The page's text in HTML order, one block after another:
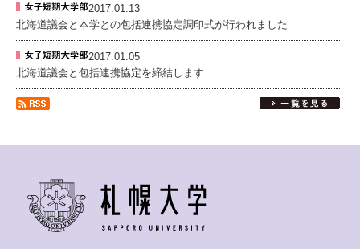
2017.01.13
北海道議会と本学との包括連携協定調印式が行われました
2017.01.05
北海道議会と包括連携協定を締結します